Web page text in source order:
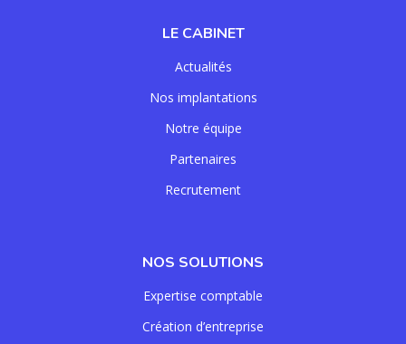
LE CABINET
Actualités
Nos implantations
Notre équipe
Partenaires
Recrutement
NOS SOLUTIONS
Expertise comptable
Création d’entreprise